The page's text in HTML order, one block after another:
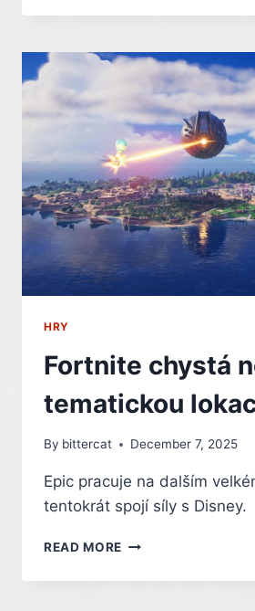
FANTAZIE
NEZAJÍMAJÍ,
ZLOBÍ
HEREČKA
NA
NĚKTERÉ
„FANOUŠKY“
HRY
Fortnite chystá
tematickou
By bittercat December 7, 2025
Epic pracuje na dalším
tentokrát spojí síly s Disney.
READ MORE FORTNITE
NOVOU